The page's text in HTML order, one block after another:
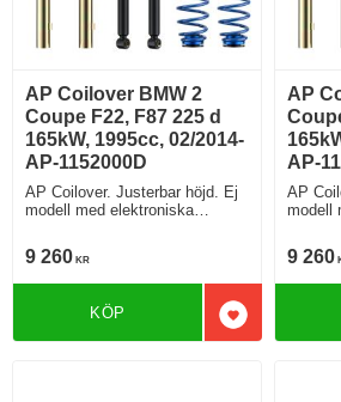
AP Coilover BMW 2
Coupe F22, F87 225 d
165kW, 1995cc, 02/2014-
AP-1152000D
AP Coilover. Justerbar höjd. Ej
modell med elektroniska
9 260 KR
Lägg till i
KÖP
AP
AP-
AP
modell
9 260